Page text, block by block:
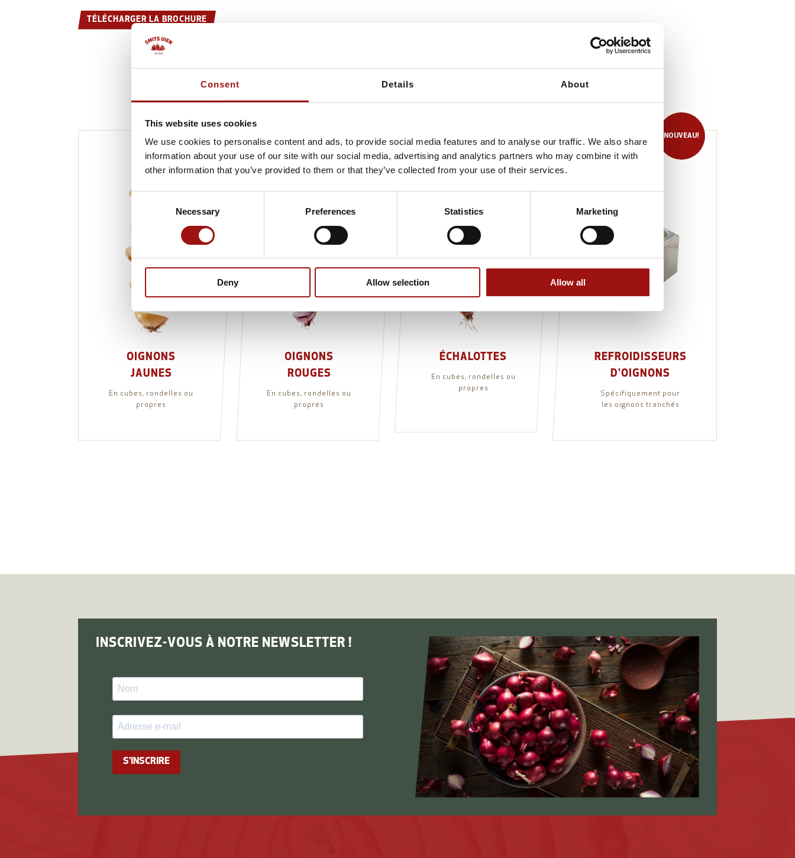
Consent Details About
This website uses cookies
We use cookies to personalise content and ads, to provide social media features and to analyse our traffic. We also share
information about your use of our site with our social media, advertising and analytics partners who may combine it with
other information that you’ve provided to them or that they’ve collected from your use of their services.
Consent
Necessary Preferences Statistics Marketing
Deny Allow selection Allow all
TÉLÉCHARGER LA BROCHURE
OIGNONS
JAUNES
En cubes, rondelles ou
propres
OIGNONS
ROUGES
En cubes, rondelles ou
propres
ÉCHALOTTES
En cubes, rondelles ou
propres
NOUVEAU!
REFROIDISSEURS
D'OIGNONS
Spécifiquement pour
les oignons tranchés
INSCRIVEZ-VOUS À NOTRE NEWSLETTER !
S'INSCRIRE